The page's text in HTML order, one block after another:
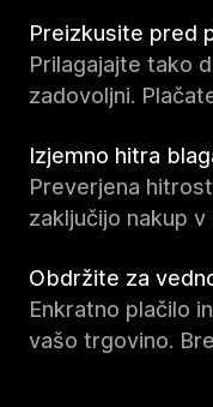
Preizkusite pred
Prilagajajte tako
zadovoljni.
Izjemno hitra
Preverjena
zaključijo nakup
Obdržite za
Enkratno plačilo
vašo trgovino.